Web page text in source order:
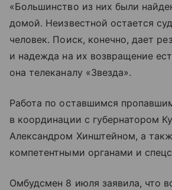
«Большинство из них были
домой. Неизвестной остается
человек. Поиск, конечно, дает
и надежда на их возвращение
она телеканалу «Звезда».
Работа по оставшимся
в координации с губернатором
Александром Хинштейном, а
компетентными органами и
Омбудсмен 8 июля заявила, что